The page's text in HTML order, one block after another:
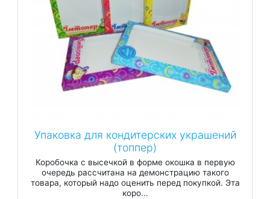
Упаковка для кондитерских украшений
(топпер)
Коробочка с высечкой в форме окошка в первую
очередь рассчитана на демонстрацию такого
товара, который надо оценить перед покупкой. Эта
коро...